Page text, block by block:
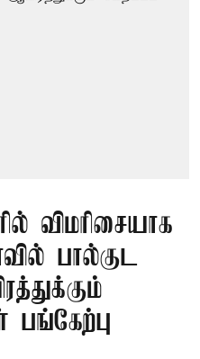
விமரிசையாக
பால்குட